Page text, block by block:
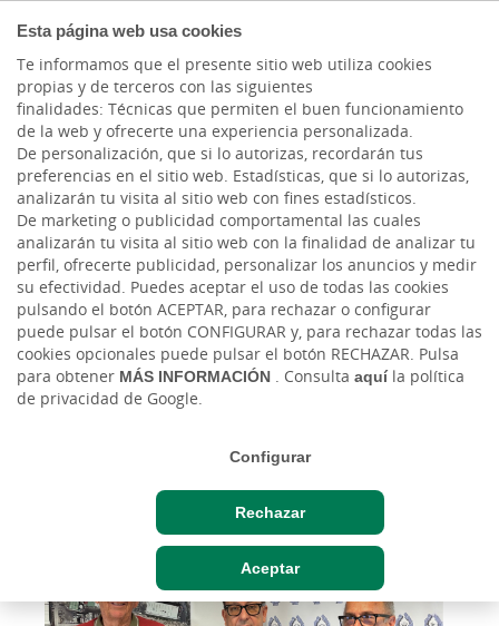
Esta página web usa cookies
Te informamos que el presente sitio web utiliza cookies
propias y de terceros con las siguientes
finalidades: Técnicas que permiten el buen funcionamiento
de la web y ofrecerte una experiencia personalizada.
De personalización, que si lo autorizas, recordarán tus
preferencias en el sitio web. Estadísticas, que si lo autorizas,
analizarán tu visita al sitio web con fines estadísticos.
De marketing o publicidad comportamental las cuales
analizarán tu visita al sitio web con la finalidad de analizar tu
perfil, ofrecerte publicidad, personalizar los anuncios y medir
su efectividad. Puedes aceptar el uso de todas las cookies
pulsando el botón ACEPTAR, para rechazar o configurar
puede pulsar el botón CONFIGURAR y, para rechazar todas las
cookies opcionales puede pulsar el botón RECHAZAR. Pulsa
para obtener MÁS INFORMACIÓN . Consulta aquíla política
de privacidad de Google.
Configurar
Rechazar
Aceptar
Actualidad
Cajasiete y la Asociación
de Empresarios del
Polígono Industrial El
Goro firman un nuevo
convenio de
colaboración